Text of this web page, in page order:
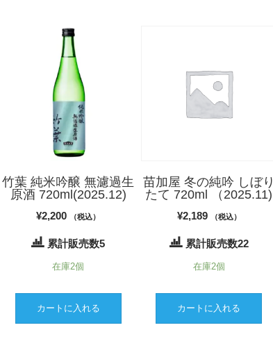
竹葉 純米吟醸 無濾過生
原酒 720ml(2025.12)
¥2,200 （税込）
累計販売数5
在庫2個
カートに入れる
苗加屋 冬の純吟 しぼり
たて 720ml （2025.11)
¥2,189 （税込）
累計販売数22
在庫2個
カートに入れる